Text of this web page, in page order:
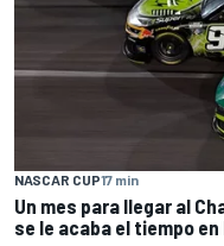
NASCAR CUP17 min
Un mes para llegar al
se le acaba el tiempo en